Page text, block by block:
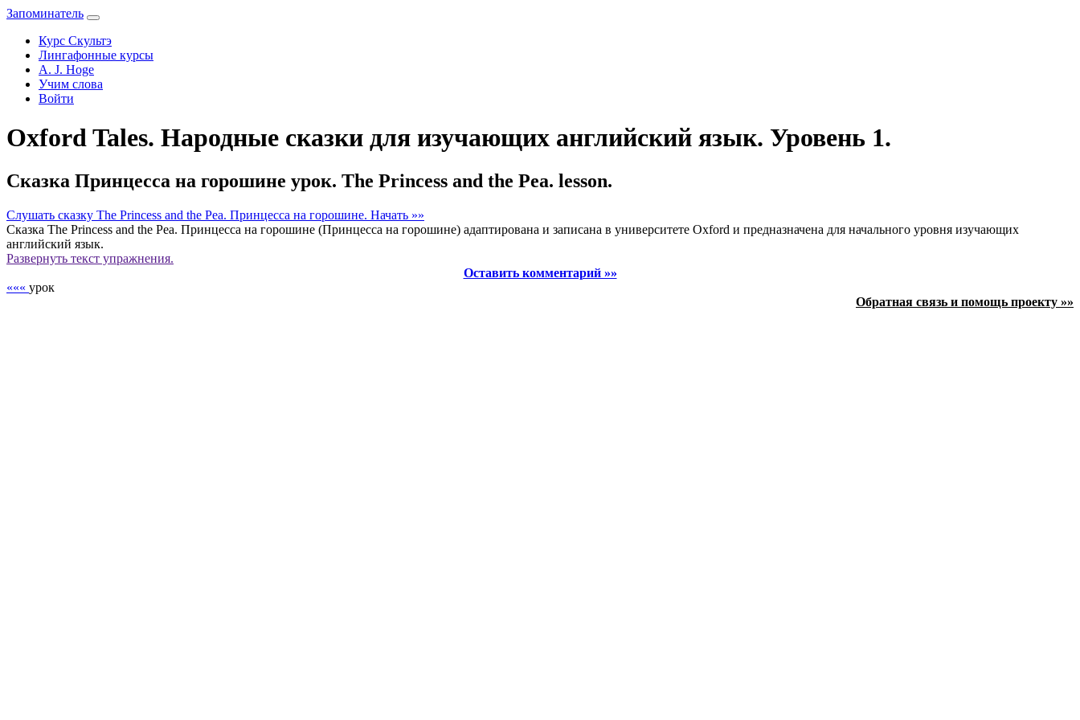
Запоминатель
Курс Скультэ
Лингафонные курсы
A. J. Hoge
Учим слова
Войти
Oxford Tales. Народные сказки для изучающих английский язык. Уровень 1.
Сказка Принцесса на горошине урок. The Princess and the Pea. lesson.
Слушать сказку The Princess and the Pea. Принцесса на горошине. Начать »»
Сказка The Princess and the Pea. Принцесса на горошине (Принцесса на горошине) адаптирована и записана в университете Oxford и предназначена для начального уровня изучающих
английский язык.
Развернуть текст упражнения.
Оставить комментарий »»
««« урок
Обратная связь и помощь проекту »»